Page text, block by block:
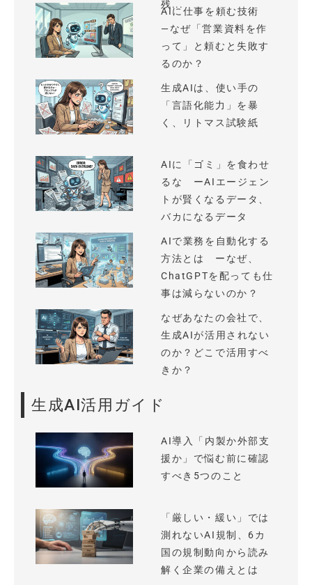
残...
AIに仕事を頼む技術
—なぜ「営業資料を作
って」と頼むと失敗す
るのか？
生成AIは、使い手の
「言語化能力」を暴
く、リトマス試験紙
AIに「ゴミ」を食わせ
るな ーAIエージェン
トが賢くなるデータ、
バカになるデータ
AIで業務を自動化する
方法とは ーなぜ、
ChatGPTを配っても仕
事は減らないのか？
なぜあなたの会社で、
生成AIが活用されない
のか？どこで活用すべ
きか？
生成AI活用ガイド
AI導入「内製か外部支
援か」で悩む前に確認
すべき5つのこと
「厳しい・緩い」では
測れないAI規制、6カ
国の規制動向から読み
解く企業の備えとは